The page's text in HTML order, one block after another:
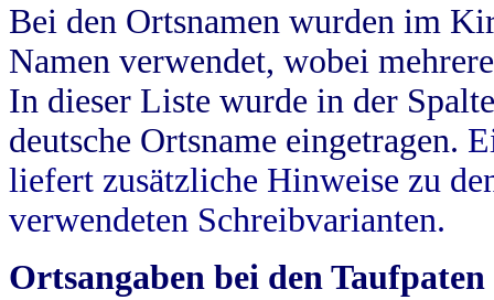
Bei den Ortsnamen wurden im
Namen verwendet, wobei
In dieser Liste wurde in der
deutsche Ortsname eingetragen.
liefert zusätzliche Hinweise zu
verwendeten Schreibvarianten.
Ortsangaben bei den Taufpaten